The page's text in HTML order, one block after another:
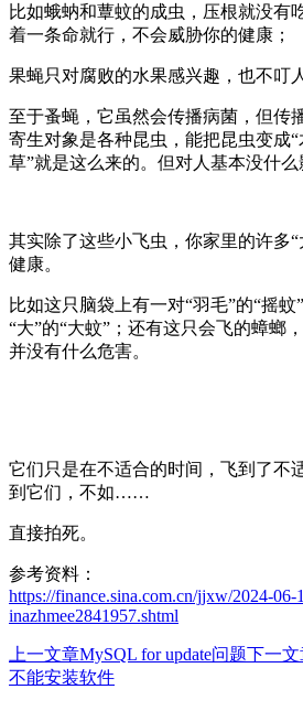
比如蛾蚋和蕈蚊的成虫，压根就没有
着一条命就行，不会威胁你的健康；
果蝇只对腐败的水果感兴趣，也不叮
至于蚤蝇，它虽然会传播病菌，但传
寄生对象是各种昆虫，能把昆虫变成
草”就是这么来的。但对人基本没什么
其实除了这些小飞虫，你家里的许多
健康。
比如这只脑袋上有一对“羽毛”的“摇
“大”的“大蚊”；还有这只会飞的蟑螂
并没有什么危害。
它们只是在不适合的时间，飞到了不
到它们，不如……
直接拍死。
参考资料：
https://finance.sina.com.cn/jjxw/2024-06-
inazhmee2841957.shtml
文
章
上一文章MySQL for update问题下一文
不能安装软件